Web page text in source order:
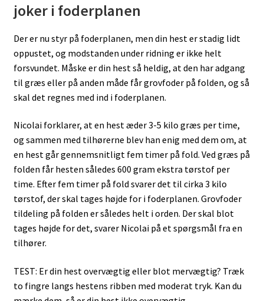
joker i foderplanen
Der er nu styr på foderplanen, men din hest er stadig lidt
oppustet, og modstanden under ridning er ikke helt
forsvundet. Måske er din hest så heldig, at den har adgang
til græs eller på anden måde får grovfoder på folden, og så
skal det regnes med ind i foderplanen.
Nicolai forklarer, at en hest æder 3-5 kilo græs per time,
og sammen med tilhørerne blev han enig med dem om, at
en hest går gennemsnitligt fem timer på fold. Ved græs på
folden får hesten således 600 gram ekstra tørstof per
time. Efter fem timer på fold svarer det til cirka 3 kilo
tørstof, der skal tages højde for i foderplanen. Grovfoder
tildeling på folden er således helt i orden. Der skal blot
tages højde for det, svarer Nicolai på et spørgsmål fra en
tilhører.
TEST: Er din hest overvægtig eller blot mervægtig? Træk
to fingre langs hestens ribben med moderat tryk. Kan du